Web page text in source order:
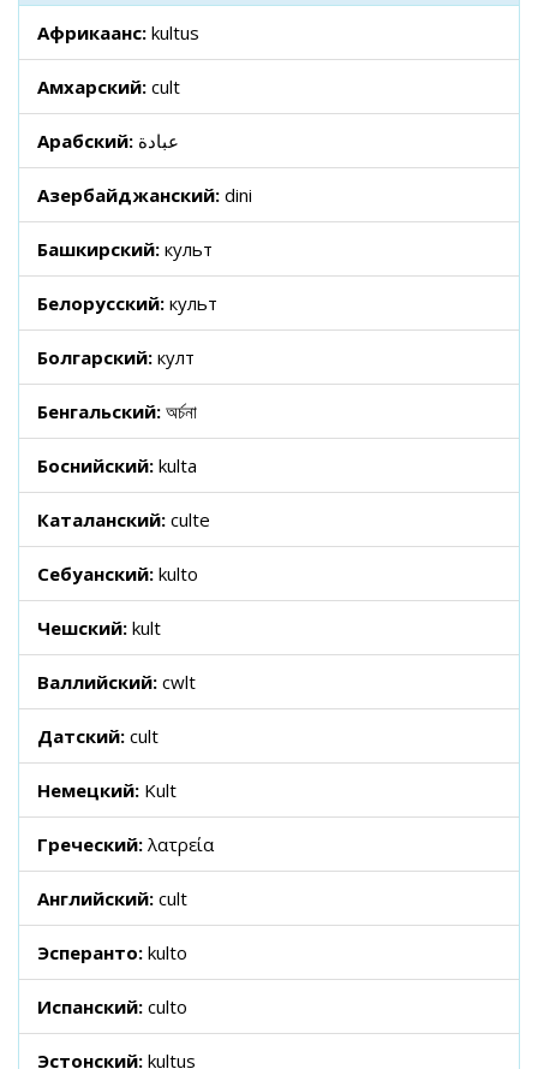
Африкаанс: kultus
Амхарский: cult
Арабский: عبادة
Азербайджанский: dini
Башкирский: культ
Белорусский: культ
Болгарский: култ
Бенгальский: অর্চনা
Боснийский: kulta
Каталанский: culte
Себуанский: kulto
Чешский: kult
Валлийский: cwlt
Датский: cult
Немецкий: Kult
Греческий: λατρεία
Английский: cult
Эсперанто: kulto
Испанский: culto
Эстонский: kultus